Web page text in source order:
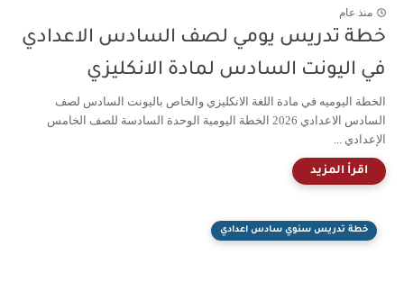
منذ عام
خطة تدريس يومي لصف السادس الاعدادي
في اليونت السادس لمادة الانكليزي
الخطة اليوميه في مادة اللغة الانكليزي والخاص باليونت السادس لصف
السادس الاعدادي 2026 الخطة اليومية الوحدة السادسة للصف الخامس
الإعدادي ...
خطة تدريس سنوي سادس اعدادي